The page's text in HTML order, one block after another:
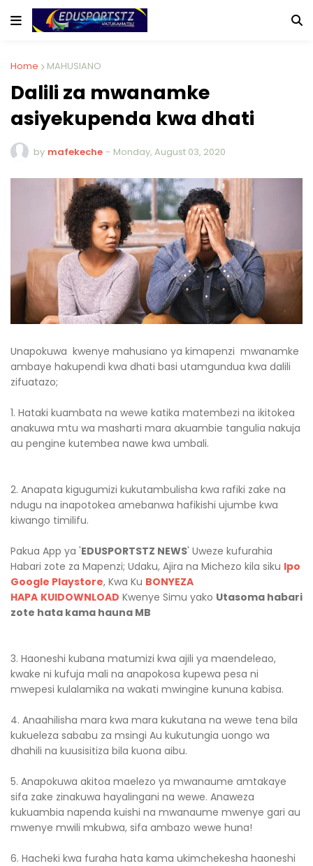
Home MAHUSIANO
Dalili za mwanamke
asiyekupenda kwa dhati
by mafekeche - Monday, August 03, 2020
Unapokuwa kwenye mahusiano ya kimapenzi mwanamke
ambaye hakupendi kwa dhati basi utamgundua kwa dalili
zifuatazo;
1. Hataki kuambata na wewe katika matembezi na ikitokea
anakuwa mtu wa masharti mara akuambie tangulia nakuja
au pengine kutembea nawe kwa umbali.
2. Anapata kigugumizi kukutambulisha kwa rafiki zake na
ndugu na inapotokea amebanwa hafikishi ujumbe kwa
kiwango timilifu.
Pakua App ya 'EDUSPORTSTZ NEWS' Uweze kufurahia
Habari zote za Mapenzi; Udaku, Ajira na Michezo kila siku Ipo
Google Playstore, Kwa Ku BONYEZA
HAPA KUIDOWNLOAD Kwenye Simu yako Utasoma habari
zote hata kama hauna MB
3. Haoneshi kubana matumizi kwa ajili ya maendeleao,
kwake ni kufuja mali na anapokosa kupewa pesa ni
mwepesi kulalamika na wakati mwingine kununa kabisa.
4. Anaahilisha mara kwa mara kukutana na wewe tena bila
kukueleza sababu za msingi Au kukutungia uongo wa
dhahili na kuusisitiza bila kuona aibu.
5. Anapokuwa akitoa maelezo ya mwanaume amtakaye
sifa zake zinakuwa hayalingani na wewe. Anaweza
kukuambia napenda kuishi na mwanaume mwenye gari au
mwenye mwili mkubwa, sifa ambazo wewe huna!
6. Hacheki kwa furaha hata kama ukimchekesha haoneshi